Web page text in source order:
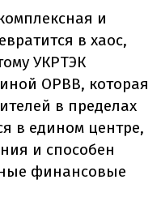
и
в хаос,
УКРТЭК
ОРВВ, которая
в пределах
в едином центре,
и способен
финансовые